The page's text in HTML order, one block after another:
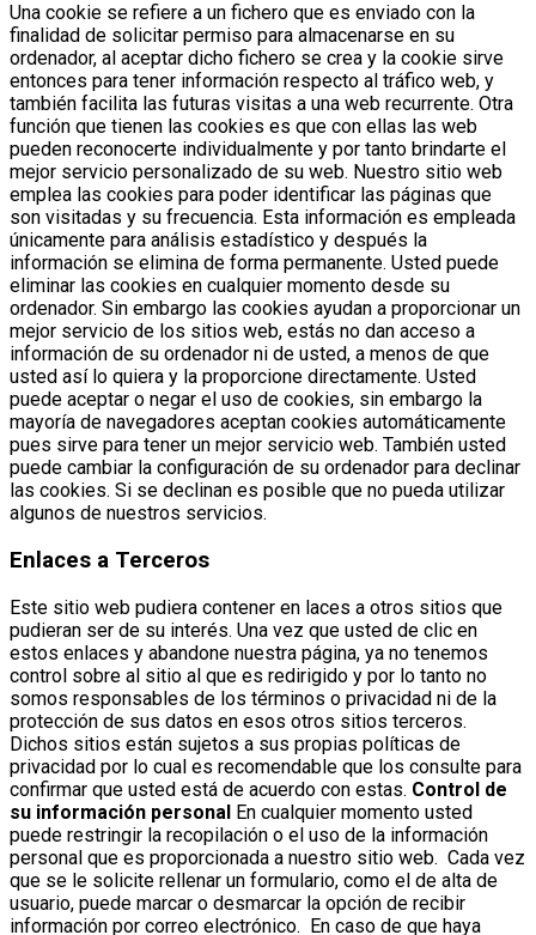
Una cookie se refiere a un fichero que es enviado con la
finalidad de solicitar permiso para almacenarse en su
ordenador, al aceptar dicho fichero se crea y la cookie sirve
entonces para tener información respecto al tráfico web, y
también facilita las futuras visitas a una web recurrente. Otra
función que tienen las cookies es que con ellas las web
pueden reconocerte individualmente y por tanto brindarte el
mejor servicio personalizado de su web. Nuestro sitio web
emplea las cookies para poder identificar las páginas que
son visitadas y su frecuencia. Esta información es empleada
únicamente para análisis estadístico y después la
información se elimina de forma permanente. Usted puede
eliminar las cookies en cualquier momento desde su
ordenador. Sin embargo las cookies ayudan a proporcionar un
mejor servicio de los sitios web, estás no dan acceso a
información de su ordenador ni de usted, a menos de que
usted así lo quiera y la proporcione directamente. Usted
puede aceptar o negar el uso de cookies, sin embargo la
mayoría de navegadores aceptan cookies automáticamente
pues sirve para tener un mejor servicio web. También usted
puede cambiar la configuración de su ordenador para declinar
las cookies. Si se declinan es posible que no pueda utilizar
algunos de nuestros servicios.
Enlaces a Terceros
Este sitio web pudiera contener en laces a otros sitios que
pudieran ser de su interés. Una vez que usted de clic en
estos enlaces y abandone nuestra página, ya no tenemos
control sobre al sitio al que es redirigido y por lo tanto no
somos responsables de los términos o privacidad ni de la
protección de sus datos en esos otros sitios terceros.
Dichos sitios están sujetos a sus propias políticas de
privacidad por lo cual es recomendable que los consulte para
confirmar que usted está de acuerdo con estas. Control de
su información personal En cualquier momento usted
puede restringir la recopilación o el uso de la información
personal que es proporcionada a nuestro sitio web. Cada vez
que se le solicite rellenar un formulario, como el de alta de
usuario, puede marcar o desmarcar la opción de recibir
información por correo electrónico. En caso de que haya